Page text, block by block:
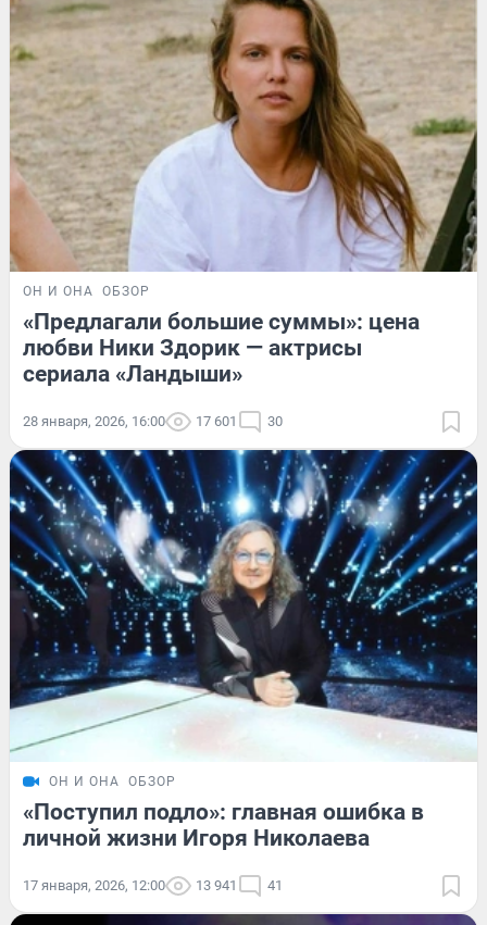
ОН И ОНА ОБЗОР
«Предлагали большие суммы»: цена
любви Ники Здорик — актрисы
сериала «Ландыши»
28 января, 2026, 16:00 17 601 30
ОН И ОНА ОБЗОР
«Поступил подло»: главная ошибка в
личной жизни Игоря Николаева
17 января, 2026, 12:00 13 941 41